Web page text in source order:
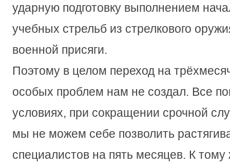
ударную подготовку выполнением
учебных стрельб из стрелкового
военной присяги.
Поэтому в целом переход на
особых проблем нам не создал. Все
условиях, при сокращении срочной
мы не можем себе позволить
специалистов на пять месяцев. К тому